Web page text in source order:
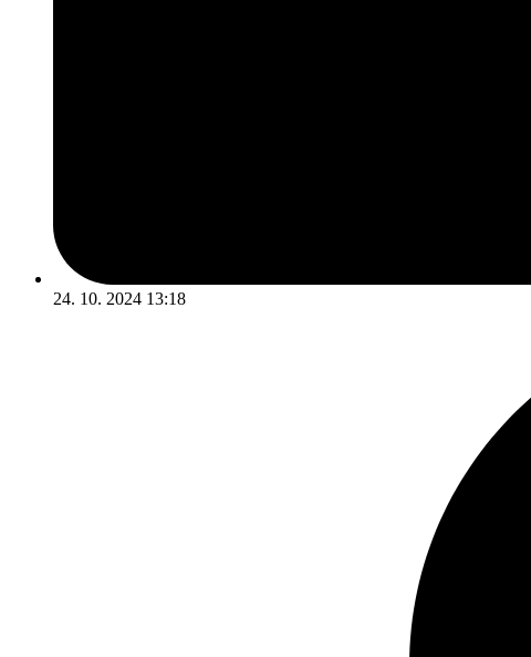
24. 10. 2024 13:18